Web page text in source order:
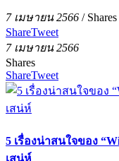
7 เมษายน 2566 / Shares
ShareTweet
7 เมษายน 2566
Shares
ShareTweet
5 เรื่องน่าสนใจของ